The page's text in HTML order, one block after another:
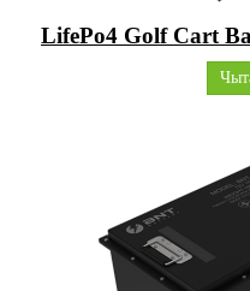
LifePo4 Golf Cart